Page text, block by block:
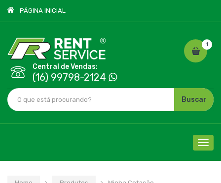
PÁGINA INICIAL
Central de Vendas:
(16) 99798-2124
1
Buscar